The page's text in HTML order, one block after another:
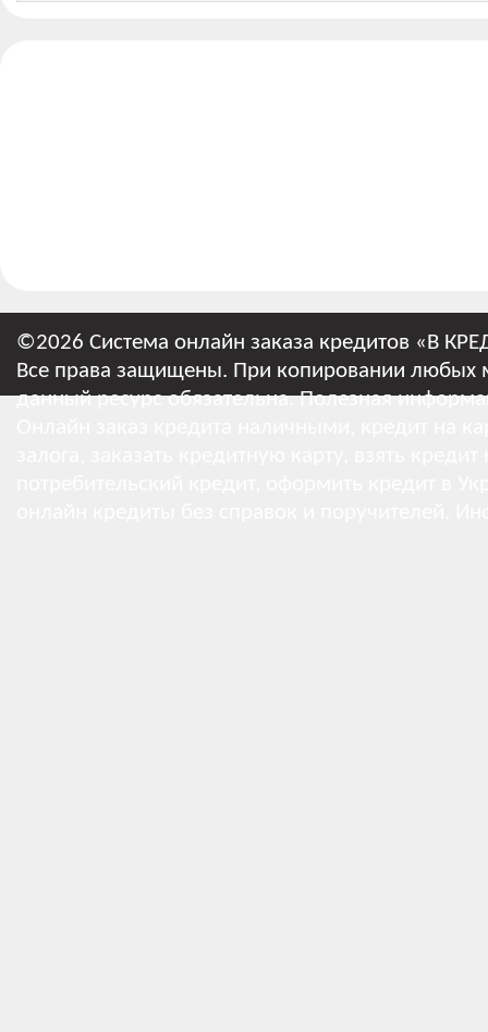
©2026 Система онлайн заказа кредитов «В
Все права защищены. При копировании любых
данный ресурс обязательна.Полезная